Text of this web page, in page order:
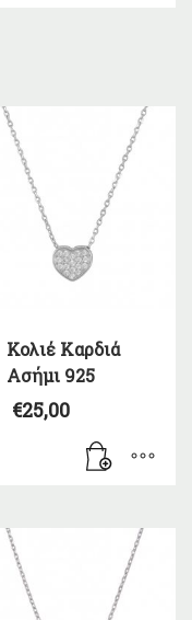
Κολιέ Καρδιά
Ασήμι 925
€25,00